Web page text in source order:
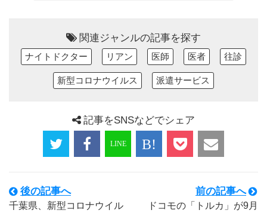
関連ジャンルの記事を探す
ナイトドクター リアン 医師 医者 往診
新型コロナウイルス 派遣サービス
記事をSNSなどでシェア
後の記事へ
千葉県、新型コロナウイル
前の記事へ
ドコモの「トルカ」が9月